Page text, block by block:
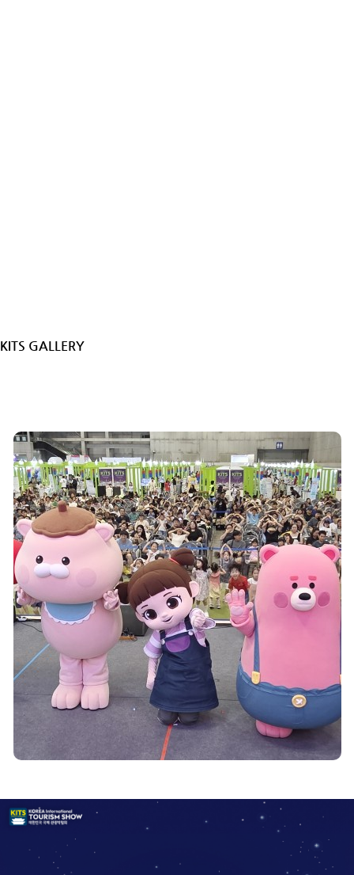
KITS GALLERY